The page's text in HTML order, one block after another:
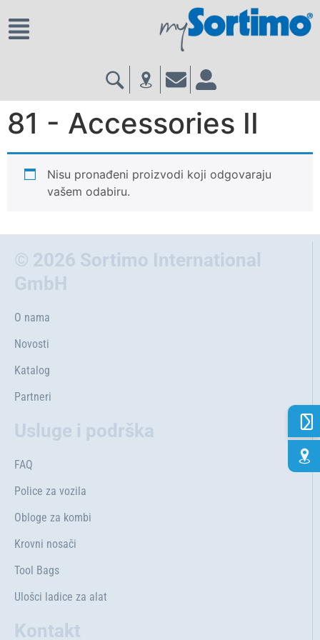
81 - Accessories II
Nisu pronađeni proizvodi koji odgovaraju
vašem odabiru.
© 2026 Sortimo International
GmbH
O nama
Novosti
Katalog
Partneri
Usluge i podrška
FAQ
Police za vozila
Obloge za kombi
Krovni nosači
Tool Bags
Ulošci ladice za alat
Kontakt